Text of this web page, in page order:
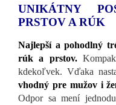
UNIKÁTNY
PRSTOV A RÚK
Najlepší a pohodlný
rúk a prstov.
kdekoľvek. Vďaka
vhodný pre mužov i
Odpor sa mení